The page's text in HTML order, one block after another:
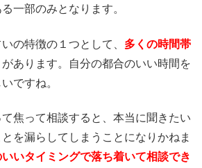
一部のみとなります。
の特徴の１つとして、 多くの時間帯
があります。自分の都合のいい時間を
ですね。
焦って相談すると、本当に聞きたい
を漏らしてしまうことになりかねま
いタイミングで落ち着いて相談でき